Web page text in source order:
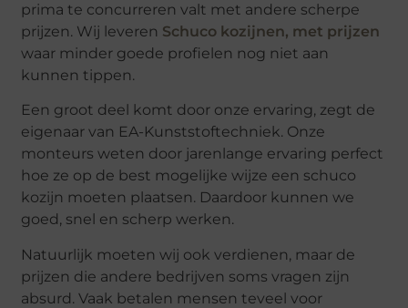
prima te concurreren valt met andere scherpe
prijzen. Wij leveren Schuco kozijnen, met prijzen
waar minder goede profielen nog niet aan
kunnen tippen.
Een groot deel komt door onze ervaring, zegt de
eigenaar van EA-Kunststoftechniek. Onze
monteurs weten door jarenlange ervaring perfect
hoe ze op de best mogelijke wijze een schuco
kozijn moeten plaatsen. Daardoor kunnen we
goed, snel en scherp werken.
Natuurlijk moeten wij ook verdienen, maar de
prijzen die andere bedrijven soms vragen zijn
absurd. Vaak betalen mensen teveel voor